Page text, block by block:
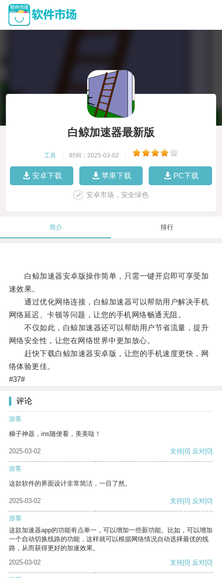
白鲸加速器最新版
工具 时间：2025-03-02
安卓下载 苹果下载 PC下载
安卓市场，安全绿色
简介 排行
白鲸加速器安卓版操作简单，只需一键开启即可享受加
速效果。
通过优化网络连接，白鲸加速器可以帮助用户解决手机
网络延迟、卡顿等问题，让您的手机网络畅通无阻。
不仅如此，白鲸加速器还可以帮助用户节省流量，提升
网络安全性，让您在网络世界中更加放心。
赶快下载白鲸加速器安卓版，让您的手机速度更快，网
络体验更佳。
#37#
评论
游客
梯子神器，ins随便看，美美哒！
2025-03-02 支持[0] 反对[0]
游客
这款软件的界面设计非常简洁，一目了然。
2025-03-02 支持[0] 反对[0]
游客
这款加速器app的功能有点单一，可以增加一些新功能。比如，可以增加
一个自动切换线路的功能，这样就可以根据网络情况自动选择最优的线
路，从而获得更好的加速效果。
2025-03-02
支持[0] 反对[0]